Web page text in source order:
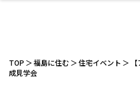
TOP 福島に住む 住宅イベント
成見学会